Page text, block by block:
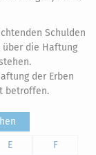
Schulden
über die Haftung
der Erben
betroffen.
E
F